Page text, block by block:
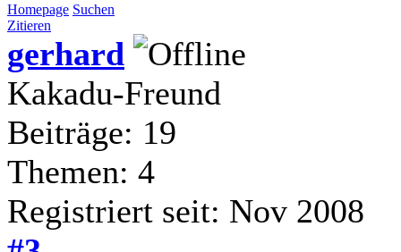
Homepage Suchen
Zitieren
gerhard
Kakadu-Freund
Beiträge: 19
Themen: 4
Registriert seit: Nov 2008